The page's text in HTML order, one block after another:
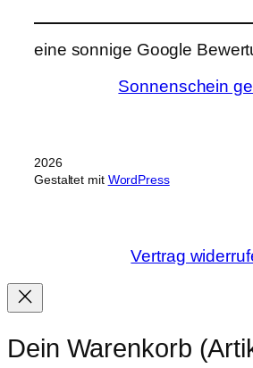
eine sonnige Google
Sonnenschein
2026
Gestaltet mit WordPress
Vertrag
Dein Warenkorb